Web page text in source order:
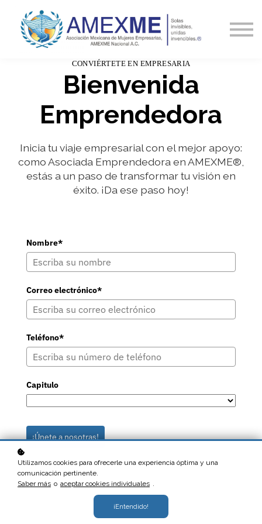
Capacitación
Blog y Noticias
Ingresa
CONVIÉRTETE EN EMPRESARIA
Bienvenida
Emprendedora
Inicia tu viaje empresarial con el mejor apoyo:
como Asociada Emprendedora en AMEXME®,
estás a un paso de transformar tu visión en
éxito. ¡Da ese paso hoy!
Nombre*
Correo electrónico*
Teléfono*
Capitulo
¡Únete a nosotras!
Utilizamos cookies para ofrecerle una experiencia óptima y una
comunicación pertinente.
Saber más o aceptar cookies individuales .
¡Entendido!